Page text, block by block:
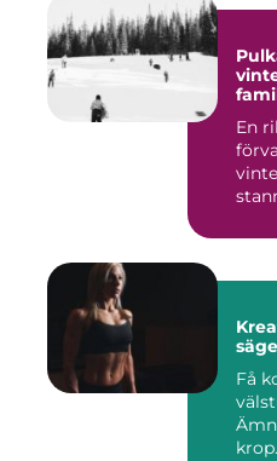
En
Få